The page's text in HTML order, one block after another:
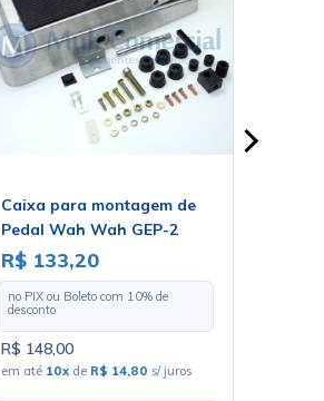
Caixa para montagem de
Pedal Wah Wah GEP-2
R$ 133,20
no PIX ou Boleto com 10% de
desconto
R$ 148,00
em até 10xde R$ 14,80 s/ juros